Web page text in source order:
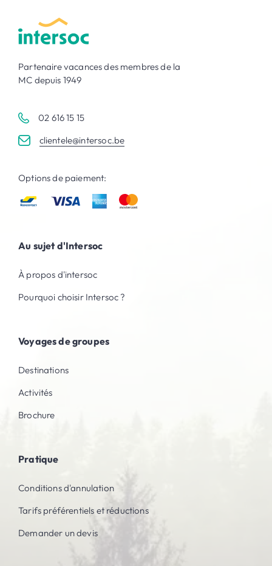
Partenaire vacances des membres de la
MC depuis 1949
02 616 15 15
clientele@intersoc.be
Options de paiement:
Au sujet d'Intersoc
À propos d'intersoc
Pourquoi choisir Intersoc ?
Voyages de groupes
Destinations
Activités
Brochure
Pratique
Conditions d'annulation
Tarifs préférentiels et réductions
Demander un devis